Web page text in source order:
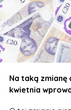
Women’s
Szacuje się, że z
kobiet w Wielkiej
Więcej o
przeczytacie na
Na taką zmianę
kwietnia